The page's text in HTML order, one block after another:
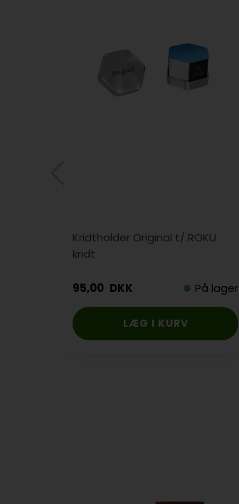
Kridtholder Original t/ ROKU
kridt
95,00 DKK På lager